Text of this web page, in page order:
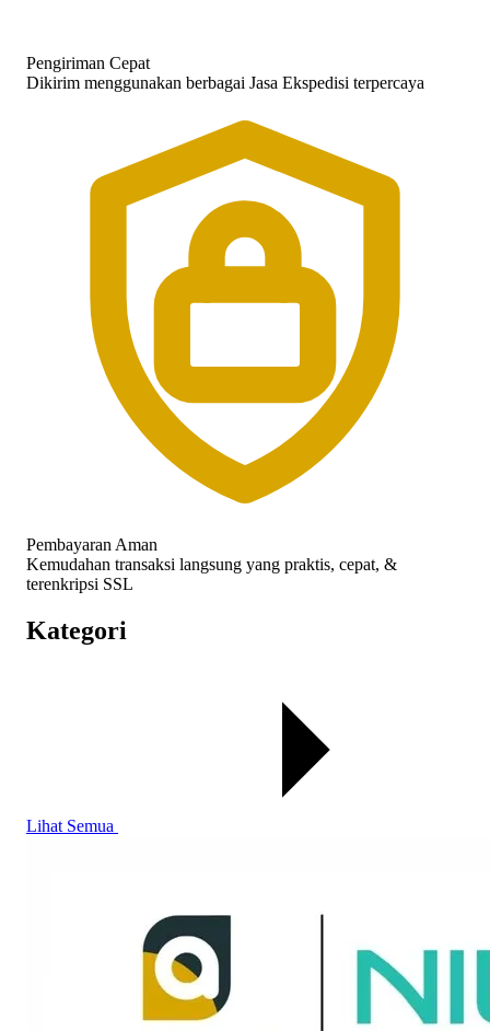
Pengiriman Cepat
Dikirim menggunakan berbagai Jasa Ekspedisi terpercaya
Pembayaran Aman
Kemudahan transaksi langsung yang praktis, cepat, &
terenkripsi SSL
Kategori
Lihat Semua